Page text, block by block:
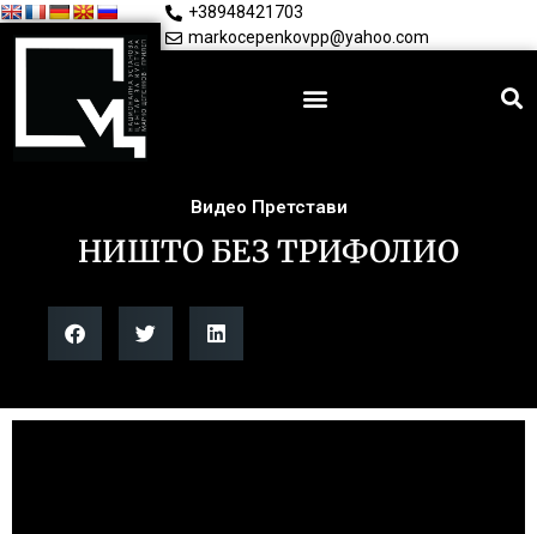
+38948421703
markocepenkovpp@yahoo.com
Видео Претстави
НИШТО БЕЗ ТРИФОЛИО